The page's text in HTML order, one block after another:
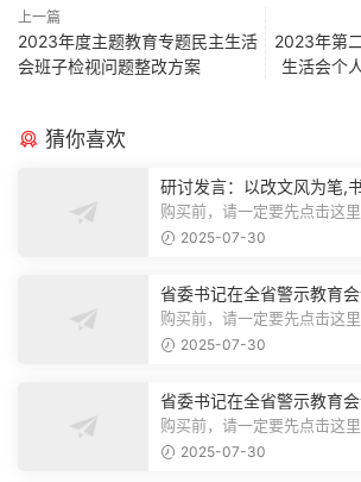
上一篇
2023年度主题教育专题民主生活
会班子检视问题整改方案
2023年第
生活会个
猜你喜欢
研讨发言：以改文风为笔,
购买前，请一定要先点击这
注，精彩模板每天推送预览结
2025-07-30
省委书记在全省警示教育
购买前，请一定要先点击这
注，精彩模板每天推送预览结
2025-07-30
省委书记在全省警示教育
购买前，请一定要先点击这
注，精彩模板每天推送预览结
2025-07-30